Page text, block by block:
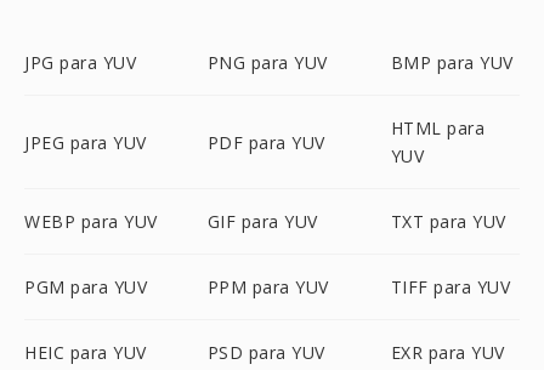
JPG para YUV PNG para YUV BMP para YUV
JPEG para YUV PDF para YUV
HTML para
YUV
WEBP para YUV GIF para YUV TXT para YUV
PGM para YUV PPM para YUV TIFF para YUV
HEIC para YUV PSD para YUV EXR para YUV